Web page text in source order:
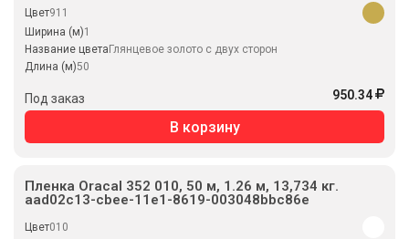
Цвет911
Ширина (м)1
Название цвета Глянцевое золото с двух сторон
Длина (м)50
Под заказ 950.34
В корзину
Пленка Oracal 352 010, 50 м, 1.26 м, 13,734 кг.
aad02c13-cbee-11e1-8619-003048bbc86e
Цвет010